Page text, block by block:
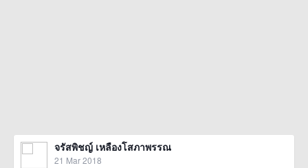
จรัสพิชญ์ เหลืองโสภาพรรณ
21 Mar 2018